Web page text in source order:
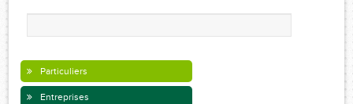
Particuliers
Entreprises